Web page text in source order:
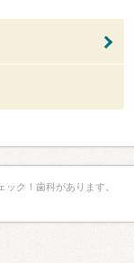
ク！歯科があります。